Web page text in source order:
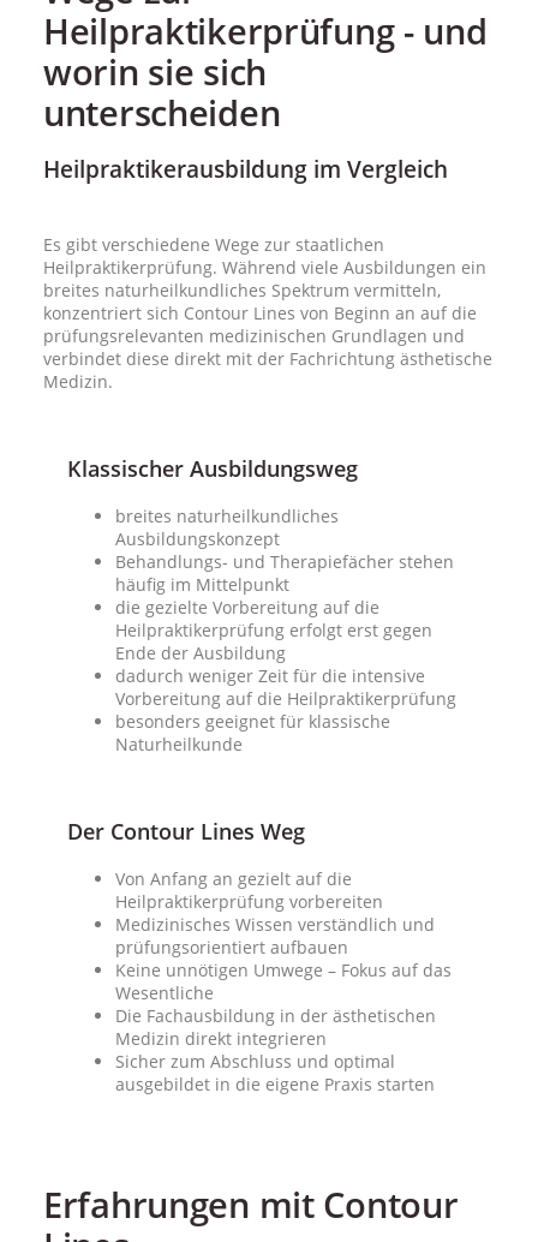
Heilpraktikerprüfung - und
worin sie sich
unterscheiden
Heilpraktikerausbildung im Vergleich
Es gibt verschiedene Wege zur staatlichen
Heilpraktikerprüfung. Während viele Ausbildungen ein
breites naturheilkundliches Spektrum vermitteln,
konzentriert sich Contour Lines von Beginn an auf die
prüfungsrelevanten medizinischen Grundlagen und
verbindet diese direkt mit der Fachrichtung ästhetische
Medizin.
Klassischer Ausbildungsweg
breites naturheilkundliches
Ausbildungskonzept
Behandlungs- und Therapiefächer stehen
häufig im Mittelpunkt
die gezielte Vorbereitung auf die
Heilpraktikerprüfung erfolgt erst gegen
Ende der Ausbildung
dadurch weniger Zeit für die intensive
Vorbereitung auf die Heilpraktikerprüfung
besonders geeignet für klassische
Naturheilkunde
Der Contour Lines Weg
Von Anfang an gezielt auf die
Heilpraktikerprüfung vorbereiten
Medizinisches Wissen verständlich und
prüfungsorientiert aufbauen
Keine unnötigen Umwege – Fokus auf das
Wesentliche
Die Fachausbildung in der ästhetischen
Medizin direkt integrieren
Sicher zum Abschluss und optimal
ausgebildet in die eigene Praxis starten
Erfahrungen mit Contour